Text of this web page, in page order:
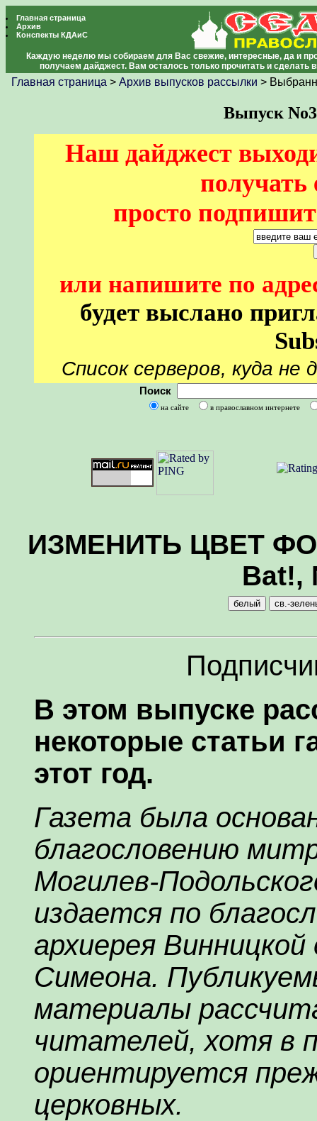
Главная страница
Архив
Конспекты КДАиС
Каждую неделю мы собираем для Вас свежие, интересные, да и
получаем дайджест. Вам осталось только прочитать и
Главная страница > Архив выпусков рассылки >
Выпуск
Наш дайджест
просто
или напишите по
будет выслано
Список серверов, куда
Поиск
на сайте в православном интернете
ИЗМЕНИТЬ ЦВЕТ
Bat!,
В этом выпуске
некоторые статьи
этот год.
Газета была
благословению
Могилев-
издается по
архиерея Винницкой
Симеона.
материалы
читателей, хотя в
ориентируется
церковных.